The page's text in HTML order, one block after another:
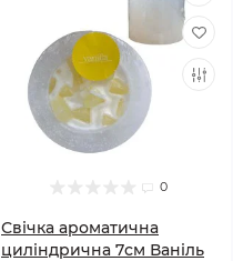
0
Свічка ароматична
циліндрична 7см Ваніль